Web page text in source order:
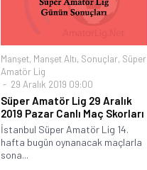
Manşet, Manşet Altı, Sonuçlar, Süper
Amatör Lig
29 Aralık 2019 09:00
Süper Amatör Lig 29 Aralık
2019 Pazar Canlı Maç Skorları
İstanbul Süper Amatör Lig 14.
hafta bugün oynanacak maçlarla
sona...